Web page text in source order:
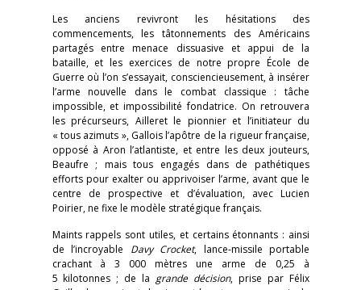
Les anciens revivront les hésitations des
commencements, les tâtonnements des Américains
partagés entre menace dissuasive et appui de la
bataille, et les exercices de notre propre École de
Guerre où l’on s’essayait, consciencieusement, à insérer
l’arme nouvelle dans le combat classique : tâche
impossible, et impossibilité fondatrice. On retrouvera
les précurseurs, Ailleret le pionnier et l’initiateur du
« tous azimuts », Gallois l’apôtre de la rigueur française,
opposé à Aron l’atlantiste, et entre les deux jouteurs,
Beaufre ; mais tous engagés dans de pathétiques
efforts pour exalter ou apprivoiser l’arme, avant que le
centre de prospective et d’évaluation, avec Lucien
Poirier, ne fixe le modèle stratégique français.
Maints rappels sont utiles, et certains étonnants : ainsi
de l’incroyable Davy Crocket, lance-missile portable
crachant à 3 000 mètres une arme de 0,25 à
5 kilotonnes ; de la grande décision, prise par Félix